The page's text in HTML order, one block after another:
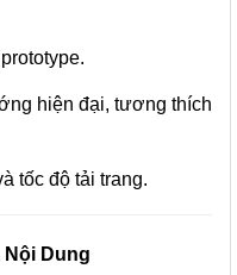
hiện đại, tương thích
tốc độ tải trang.
Dung